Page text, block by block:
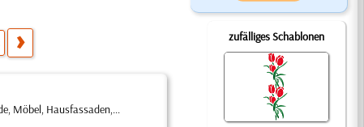
zufälliges Schablonen
Möbel, Hausfassaden,...